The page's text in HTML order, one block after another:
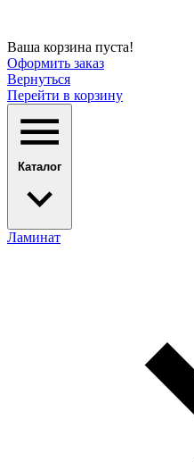
Ваша корзина пуста!
Оформить заказ
Вернуться
Перейти в корзину
Каталог
Ламинат